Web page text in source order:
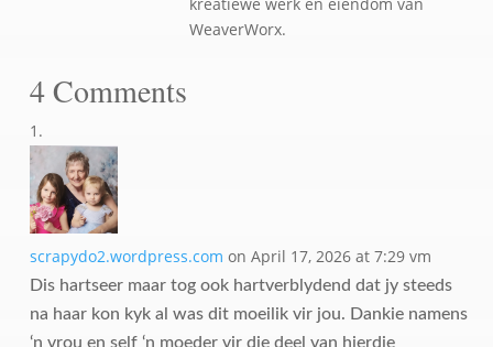
WeaverWorx.
4 Comments
scrapydo2.wordpress.com on April 17, 2026 at 7:29 vm
Dis hartseer maar tog ook hartverblydend dat jy steeds
na haar kon kyk al was dit moeilik vir jou. Dankie namens
‘n vrou en self ‘n moeder vir die deel van hierdie